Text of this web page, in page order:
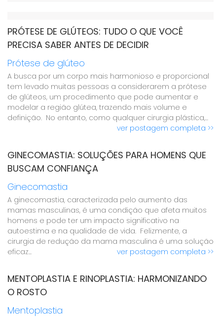
PRÓTESE DE GLÚTEOS: TUDO O QUE VOCÊ
PRECISA SABER ANTES DE DECIDIR
Prótese de glúteo
A busca por um corpo mais harmonioso e proporcional
tem levado muitas pessoas a considerarem a prótese
de glúteos, um procedimento que pode aumentar e
modelar a região glútea, trazendo mais volume e
definição. No entanto, como qualquer cirurgia plástica,...
ver postagem completa >>
GINECOMASTIA: SOLUÇÕES PARA HOMENS QUE
BUSCAM CONFIANÇA
Ginecomastia
A ginecomastia, caracterizada pelo aumento das
mamas masculinas, é uma condição que afeta muitos
homens e pode ter um impacto significativo na
autoestima e na qualidade de vida. Felizmente, a
cirurgia de redução da mama masculina é uma solução
eficaz...
ver postagem completa >>
MENTOPLASTIA E RINOPLASTIA: HARMONIZANDO
O ROSTO
Mentoplastia